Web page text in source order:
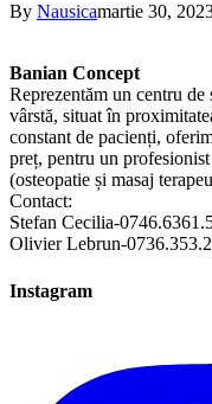
By Nausicamartie 30,
Banian Concept
Reprezentăm un centru
vârstă, situat în
constant de pacienți,
preț, pentru un
(osteopatie și masaj
Contact:
Stefan Cecilia-
Olivier Lebrun-
Instagram